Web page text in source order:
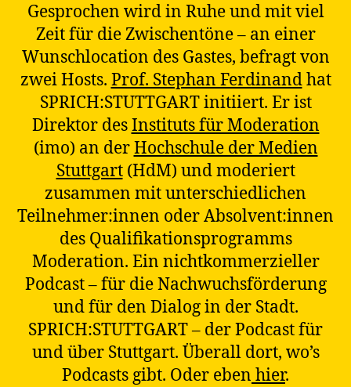
Gesprochen wird in Ruhe und mit viel
Zeit für die Zwischentöne – an einer
Wunschlocation des Gastes, befragt von
zwei Hosts. Prof. Stephan Ferdinandhat
SPRICH:STUTTGART initiiert. Er ist
Direktor desInstituts für Moderation
(imo) an derHochschule der Medien
Stuttgart(HdM) und moderiert
zusammen mit unterschiedlichen
Teilnehmer:innen oder Absolvent:innen
des Qualifikationsprogramms
Moderation. Ein nichtkommerzieller
Podcast – für die Nachwuchsförderung
und für den Dialog in der Stadt.
SPRICH:STUTTGART – der Podcast für
und über Stuttgart. Überall dort, wo’s
Podcasts gibt. Oder eben hier.